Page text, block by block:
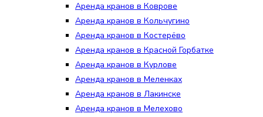
Аренда кранов в Коврове
Аренда кранов в Кольчугино
Аренда кранов в Костерёво
Аренда кранов в Красной Горбатке
Аренда кранов в Курлове
Аренда кранов в Меленках
Аренда кранов в Лакинске
Аренда кранов в Мелехово